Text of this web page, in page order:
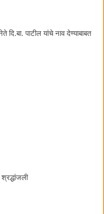
दि.बा. पाटील यांचे नाव देण्याबाबत